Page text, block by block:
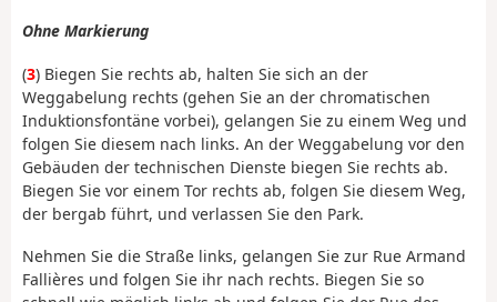
Ohne Markierung
(3) Biegen Sie rechts ab, halten Sie sich an der
Weggabelung rechts (gehen Sie an der chromatischen
Induktionsfontäne vorbei), gelangen Sie zu einem Weg und
folgen Sie diesem nach links. An der Weggabelung vor den
Gebäuden der technischen Dienste biegen Sie rechts ab.
Biegen Sie vor einem Tor rechts ab, folgen Sie diesem Weg,
der bergab führt, und verlassen Sie den Park.
Nehmen Sie die Straße links, gelangen Sie zur Rue Armand
Fallières und folgen Sie ihr nach rechts. Biegen Sie so